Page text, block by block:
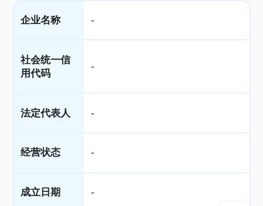
企业名称 -
社会统一信
用代码
-
法定代表人 -
经营状态 -
成立日期 -